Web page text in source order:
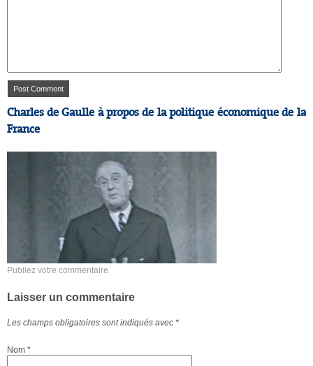
Charles de Gaulle à propos de la politique économique de la
France
Publiez votre commentaire
Laisser un commentaire
Les champs obligatoires sont indiqués avec *
Nom *